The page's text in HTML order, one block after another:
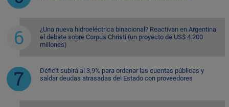
¿Una nueva hidroeléctrica binacional? Reactivan en Argentina
el debate sobre Corpus Christi (un proyecto de US$ 4.200
millones)
Déficit subirá al 3,9% para ordenar las cuentas públicas y
saldar deudas atrasadas del Estado con proveedores